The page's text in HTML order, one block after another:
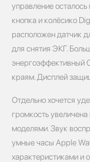
управление
кнопка и колёсико
расположен датчик
для снятия ЭКГ.
энергоэффективный
краям. Дисплей
Отдельно хочется
громкость
моделями. Звук
умные часы Apple
характеристиками и